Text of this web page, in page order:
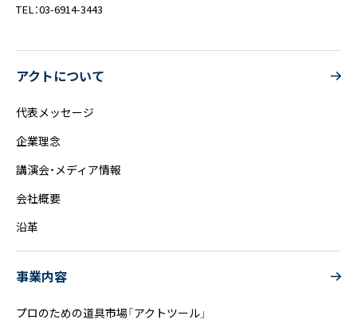
TEL：03-6914-3443
アクトについて
代表メッセージ
企業理念
講演会・メディア情報
会社概要
沿革
事業内容
プロのための道具市場「アクトツール」